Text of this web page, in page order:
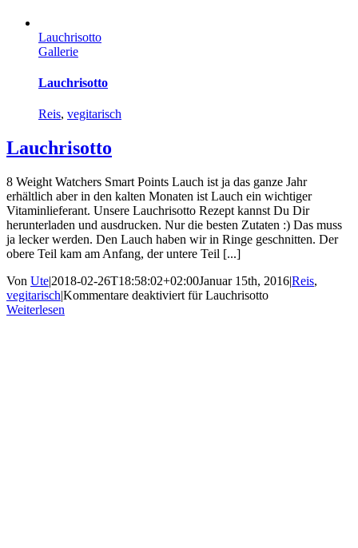
Lauchrisotto
Gallerie
Lauchrisotto
Reis, vegitarisch
Lauchrisotto
8 Weight Watchers Smart Points Lauch ist ja das ganze Jahr
erhältlich aber in den kalten Monaten ist Lauch ein wichtiger
Vitaminlieferant. Unsere Lauchrisotto Rezept kannst Du Dir
herunterladen und ausdrucken. Nur die besten Zutaten :) Das muss
ja lecker werden. Den Lauch haben wir in Ringe geschnitten. Der
obere Teil kam am Anfang, der untere Teil [...]
Von Ute|2018-02-26T18:58:02+02:00Januar 15th, 2016|Reis,
vegitarisch|Kommentare deaktiviert für Lauchrisotto
Weiterlesen